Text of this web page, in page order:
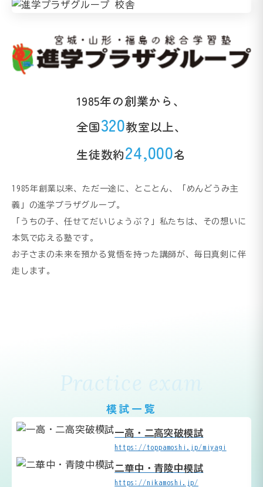
1985年の創業から、
全国320教室以上、
生徒数約24,000名
1985年創業以来、ただ一途に、とことん、「めんどうみ主
義」の進学プラザグループ。
「うちの子、任せてだいじょうぶ？」私たちは、その想いに
本気で応える塾です。
お子さまの未来を預かる覚悟を持った講師が、毎日真剣に伴
走します。
Practice exam
模試一覧
一高・二高突破模試
https://toppamoshi.jp/miyagi
二華中・青陵中模試
https://nikamoshi.jp/